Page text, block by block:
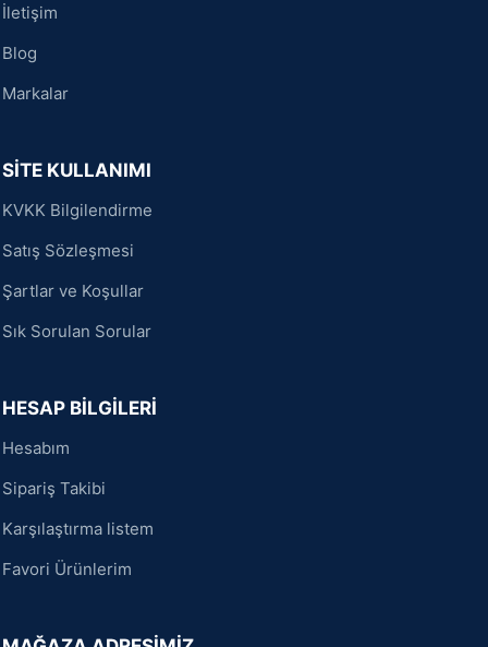
İletişim
Blog
Markalar
SİTE KULLANIMI
KVKK Bilgilendirme
Satış Sözleşmesi
Şartlar ve Koşullar
Sık Sorulan Sorular
HESAP BİLGİLERİ
Hesabım
Sipariş Takibi
Karşılaştırma listem
Favori Ürünlerim